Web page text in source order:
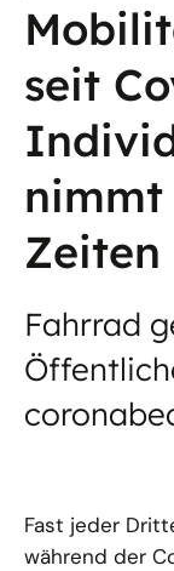
seit
nimmt
Zeiten
Fahrrad
Fast jeder
während der